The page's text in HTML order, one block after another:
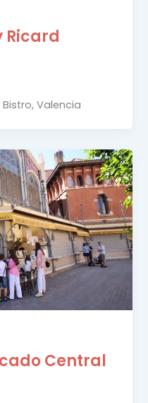
Ricard
Valencia
Central